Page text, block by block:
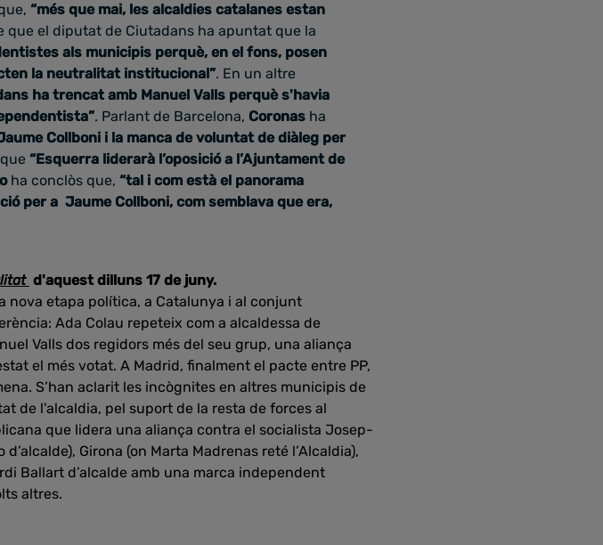
“més que mai, les alcaldies catalanes estan
que el diputat de Ciutadans ha apuntat que la
als municipis perquè, en el fons, posen
la neutralitat institucional”. En un altre
ha trencat amb Manuel Valls perquè s'havia
. Parlant de Barcelona, Coronas ha
Collboni i la manca de voluntat de diàleg per
“Esquerra liderarà l’oposició a l’Ajuntament de
ha conclòs que, “tal i com està el panorama
per a Jaume Collboni, com semblava que era,
d'aquest dilluns 17 de juny.
nova etapa política, a Catalunya i al conjunt
Ada Colau repeteix com a alcaldessa de
Valls dos regidors més del seu grup, una aliança
el més votat. A Madrid, finalment el pacte entre PP,
S’han aclarit les incògnites en altres municipis de
de l'alcaldia, pel suport de la resta de forces al
que lidera una aliança contra el socialista Josep-
Girona (on Marta Madrenas reté l’Alcaldia),
Ballart d’alcalde amb una marca independent
altres.